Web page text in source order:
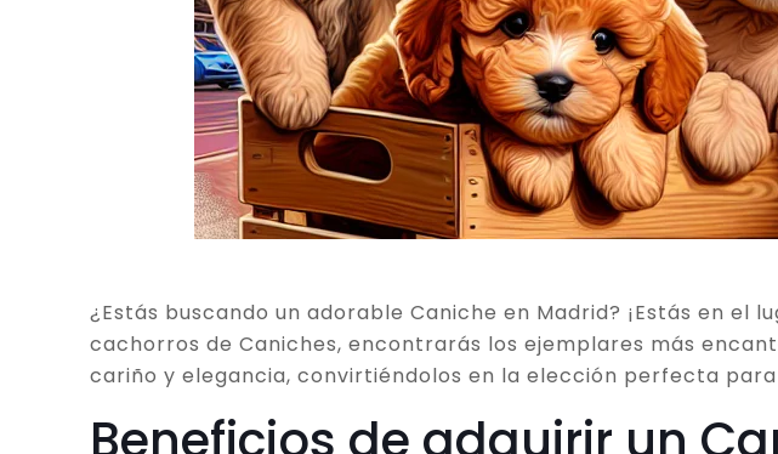
¿Estás buscando un adorable Caniche en Madrid? ¡Estás en
cachorros de Caniches, encontrarás los ejemplares más
cariño y elegancia, convirtiéndolos en la elección perfecta